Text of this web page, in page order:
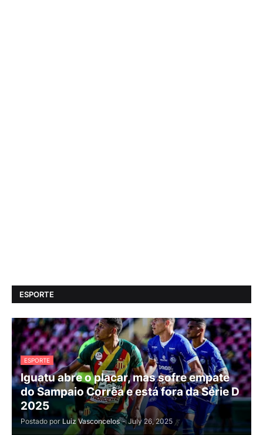
ESPORTE
ESPORTE
Iguatu abre o placar, mas sofre empate
do Sampaio Corrêa e está fora da Série D
2025
Postado por Luiz Vasconcelos - July 26, 2025